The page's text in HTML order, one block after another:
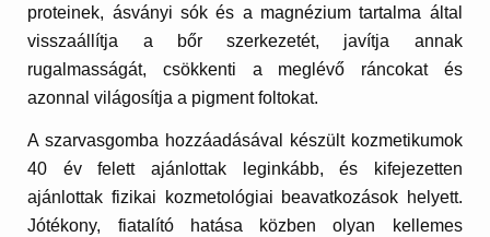
proteinek, ásványi sók és a magnézium tartalma által
visszaállítja a bőr szerkezetét, javítja annak
rugalmasságát, csökkenti a meglévő ráncokat és
azonnal világosítja a pigment foltokat.
A szarvasgomba hozzáadásával készült kozmetikumok
40 év felett ajánlottak leginkább, és kifejezetten
ajánlottak fizikai kozmetológiai beavatkozások helyett.
Jótékony, fiatalító hatása közben olyan kellemes